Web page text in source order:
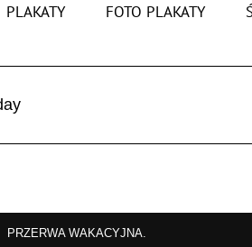
PLAKATY FOTO PLAKATY
PRZERWA WAKACYJNA.